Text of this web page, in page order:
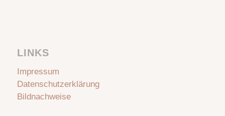
LINKS
Impressum
Datenschutzerklärung
Bildnachweise